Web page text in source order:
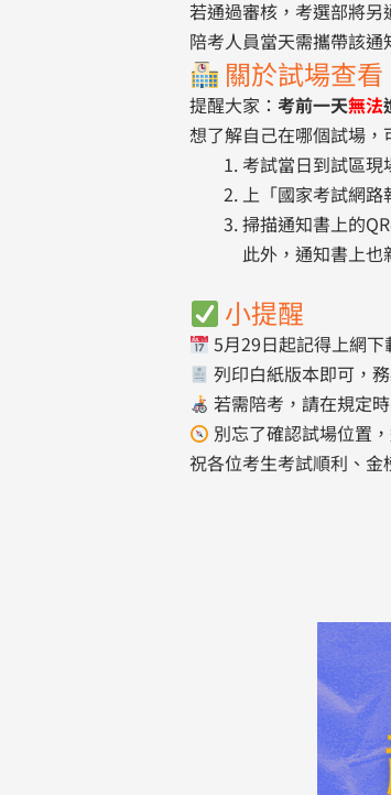
若通過審核，考選部將另
陪考人員當天需攜帶該
關於試場查看
提醒大家： 考前一天無法
想了解自己在哪個試場，
考試當日到試區現
上「國家考試網路
掃描通知書上的
此外，通知書上也
小提醒
5月29日起記得上網下
列印白紙版本即可，
若需陪考，請在規定
別忘了確認試場位置
祝各位考生考試順利、金